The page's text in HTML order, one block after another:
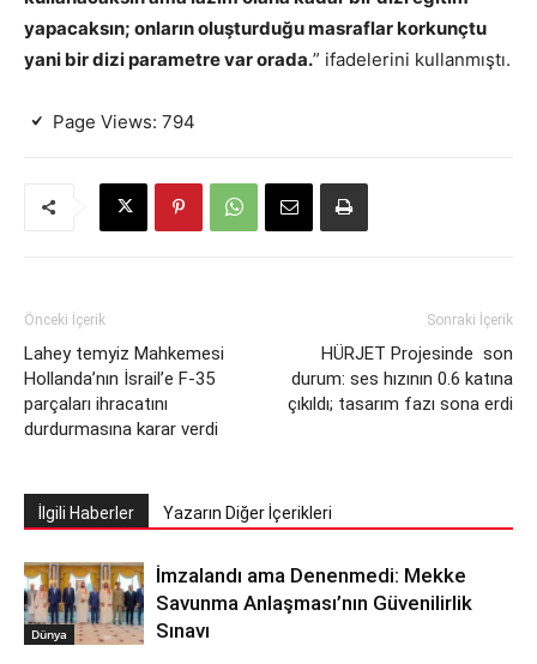
yapacaksın; onların oluşturduğu masraflar korkunçtu
yani bir dizi parametre var orada.” ifadelerini kullanmıştı.
Page Views: 794
Önceki İçerik
Lahey temyiz Mahkemesi
Hollanda’nın İsrail’e F-35
parçaları ihracatını
durdurmasına karar verdi
Sonraki İçerik
HÜRJET Projesinde son
durum: ses hızının 0.6 katına
çıkıldı; tasarım fazı sona erdi
İlgili Haberler Yazarın Diğer İçerikleri
Dünya
İmzalandı ama Denenmedi: Mekke
Savunma Anlaşması’nın Güvenilirlik
Sınavı